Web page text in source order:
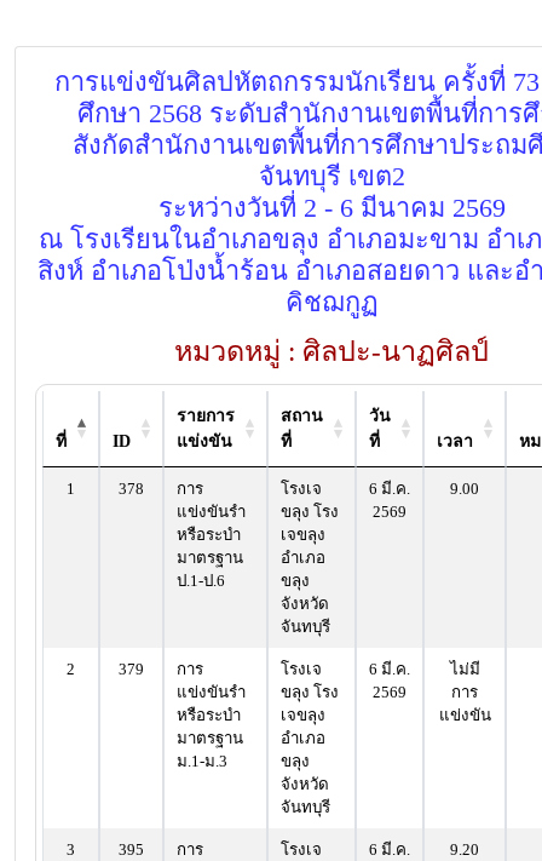
การแข่งขันศิลปหัตถกรรมนักเรียน ครั้งที่
ศึกษา 2568 ระดับสำนักงานเขตพื้นที่การ
สังกัดสำนักงานเขตพื้นที่การศึกษาประถม
จันทบุรี เขต2
ระหว่างวันที่ 2 - 6 มีนาคม 2569
ณ โรงเรียนในอำเภอขลุง อำเภอมะขาม อำเ
สิงห์ อำเภอโป่งน้ำร้อน อำเภอสอยดาว และอ
คิชฌกูฏ
หมวดหมู่ : ศิลปะ-นาฏศิลป์
ที่ ID
รายการ
แข่งขัน
สถาน
ที่
วัน
ที่
เวลา หม
1 378
การ
แข่งขันรำ
หรือระบำ
มาตรฐาน
ป.1-ป.6
โรงเจ
ขลุง โรง
เจขลุง
อำเภอ
ขลุง
จังหวัด
จันทบุรี
6 มี.ค.
2569
9.00
2 379
การ
แข่งขันรำ
หรือระบำ
มาตรฐาน
ม.1-ม.3
โรงเจ
ขลุง โรง
เจขลุง
อำเภอ
ขลุง
จังหวัด
จันทบุรี
6 มี.ค.
2569
ไม่มี
การ
แข่งขัน
3 395
การ
โรงเจ
6 มี.ค.
9.20